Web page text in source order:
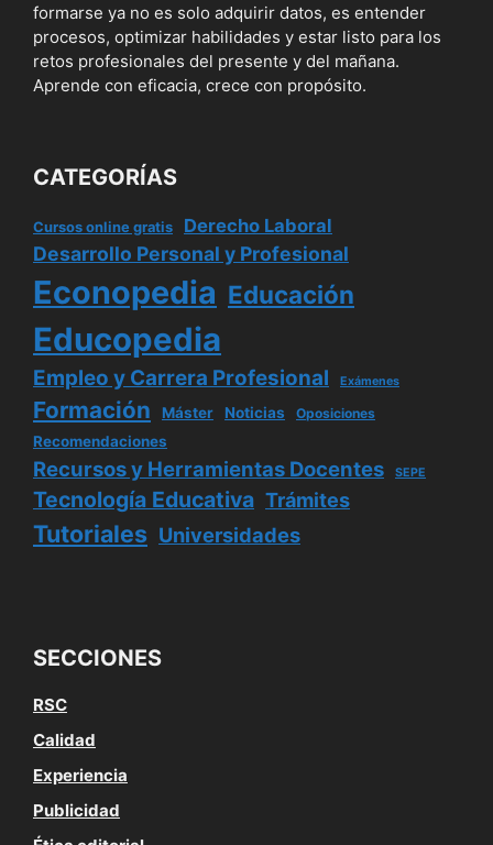
formarse ya no es solo adquirir datos, es entender
procesos, optimizar habilidades y estar listo para los
retos profesionales del presente y del mañana.
Aprende con eficacia, crece con propósito.
CATEGORÍAS
Cursos online gratis Derecho Laboral
Desarrollo Personal y Profesional
Econopedia Educación
Educopedia
Empleo y Carrera Profesional Exámenes
Formación Máster Noticias Oposiciones
Recomendaciones
Recursos y Herramientas Docentes SEPE
Tecnología Educativa Trámites
Tutoriales Universidades
SECCIONES
RSC
Calidad
Experiencia
Publicidad